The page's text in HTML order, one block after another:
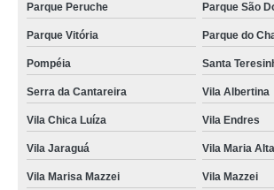
Parque Peruche Parque São
Parque Vitória Parque do
Pompéia Santa
Serra da Cantareira Vila Albertina
Vila Chica Luíza Vila Endres
Vila Jaraguá Vila Maria Alta
Vila Marisa Mazzei Vila Mazzei